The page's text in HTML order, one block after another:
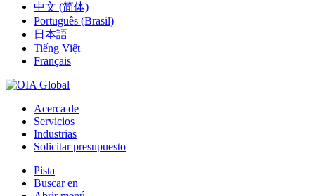
中文 (简体)
Português (Brasil)
日本語
Tiếng Việt
Français
Acerca de
Servicios
Industrias
Solicitar presupuesto
Pista
Buscar en